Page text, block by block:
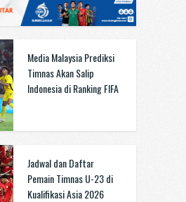
Media Malaysia Prediksi
Timnas Akan Salip
Indonesia di Ranking FIFA
Jadwal dan Daftar
Pemain Timnas U-23 di
Kualifikasi Asia 2026